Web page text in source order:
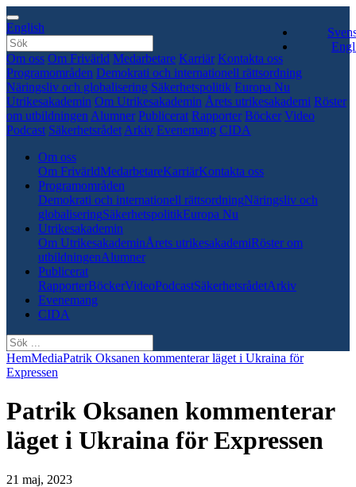
English
Om oss Om Frivärld Medarbetare Karriär Kontakta oss
Programområden Demokrati och internationell rättsordning
Näringsliv och globalisering Säkerhetspolitik Europa Nu
Utrikesakademin Om Utrikesakademin Årets utrikesakademi Röster
om utbildningen Alumner Publicerat Rapporter Böcker Video
Podcast Säkerhetsrådet Arkiv Evenemang CIDA
Om oss
Om FrivärldMedarbetareKarriärKontakta oss
Programområden
Demokrati och internationell rättsordningNäringsliv och
globaliseringSäkerhetspolitikEuropa Nu
Utrikesakademin
Om UtrikesakademinÅrets utrikesakademiRöster om
utbildningenAlumner
Publicerat
RapporterBöckerVideoPodcastSäkerhetsrådetArkiv
Evenemang
CIDA
HemMediaPatrik Oksanen kommenterar läget i Ukraina för
Expressen
Patrik Oksanen kommenterar
läget i Ukraina för Expressen
21 maj, 2023